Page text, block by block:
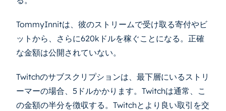
TommyInnitは、彼のストリームで受け取る寄付やビ
ットから、さらに620kドルを稼ぐことになる。正確
な金額は公開されていない。
Twitchのサブスクリプションは、最下層にいるストリ
ーマーの場合、5ドルかかります。Twitchは通常、こ
の金額の半分を徴収する。Twitchとより良い取引を交